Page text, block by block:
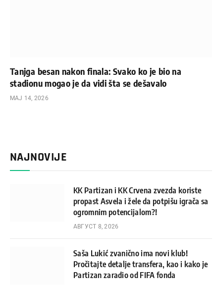
Tanjga besan nakon finala: Svako ko je bio na
stadionu mogao je da vidi šta se dešavalo
МАЈ 14, 2026
NAJNOVIJE
KK Partizan i KK Crvena zvezda koriste
propast Asvela i žele da potpišu igrača sa
ogromnim potencijalom?!
АВГУСТ 8, 2026
Saša Lukić zvanično ima novi klub!
Pročitajte detalje transfera, kao i kako je
Partizan zaradio od FIFA fonda